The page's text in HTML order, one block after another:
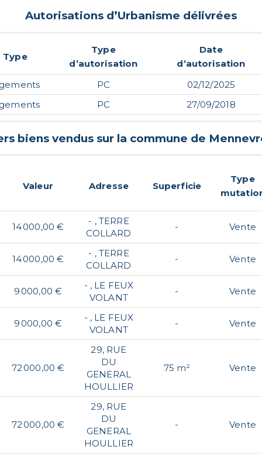
Autorisations d’Urbanisme délivrées
Type
Type
d’autorisation
Date
d’autorisation
PC
02/12/2025
PC 27/09/2018
biens vendus sur la commune de
Valeur Adresse Superficie
Type
14 000,00 €
- , TERRE
COLLARD
- Vente
14 000,00 €
- , TERRE
COLLARD
- Vente
9 000,00 €
- , LE FEUX
VOLANT
- Vente
9 000,00 €
- , LE FEUX
VOLANT
- Vente
72 000,00 €
29, RUE
DU
GENERAL
HOULLIER
75 m² Vente
72 000,00 €
29, RUE
DU
GENERAL
HOULLIER
- Vente